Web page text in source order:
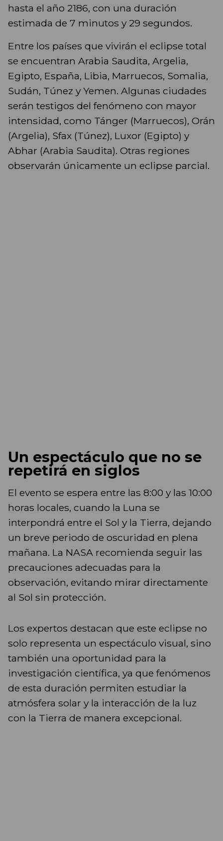
hasta el año 2186, con una duración
estimada de 7 minutos y 29 segundos.
Entre los países que vivirán el eclipse total
se encuentran Arabia Saudita, Argelia,
Egipto, España, Libia, Marruecos, Somalia,
Sudán, Túnez y Yemen. Algunas ciudades
serán testigos del fenómeno con mayor
intensidad, como Tánger (Marruecos), Orán
(Argelia), Sfax (Túnez), Luxor (Egipto) y
Abhar (Arabia Saudita). Otras regiones
observarán únicamente un eclipse parcial.
Un espectáculo que no se
repetirá en siglos
El evento se espera entre las 8:00 y las 10:00
horas locales, cuando la Luna se
interpondrá entre el Sol y la Tierra, dejando
un breve periodo de oscuridad en plena
mañana. La NASA recomienda seguir las
precauciones adecuadas para la
observación, evitando mirar directamente
al Sol sin protección.
Los expertos destacan que este eclipse no
solo representa un espectáculo visual, sino
también una oportunidad para la
investigación científica, ya que fenómenos
de esta duración permiten estudiar la
atmósfera solar y la interacción de la luz
con la Tierra de manera excepcional.